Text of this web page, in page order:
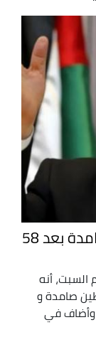
محمود عباس: فلسطين لا زالت صامدة بعد 58
أنه
صامدة و
في